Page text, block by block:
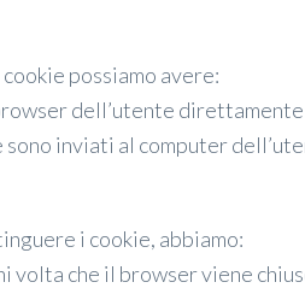
possiamo avere:
dell’utente
inviati al computer
i cookie, abbiamo:
volta che il browser viene